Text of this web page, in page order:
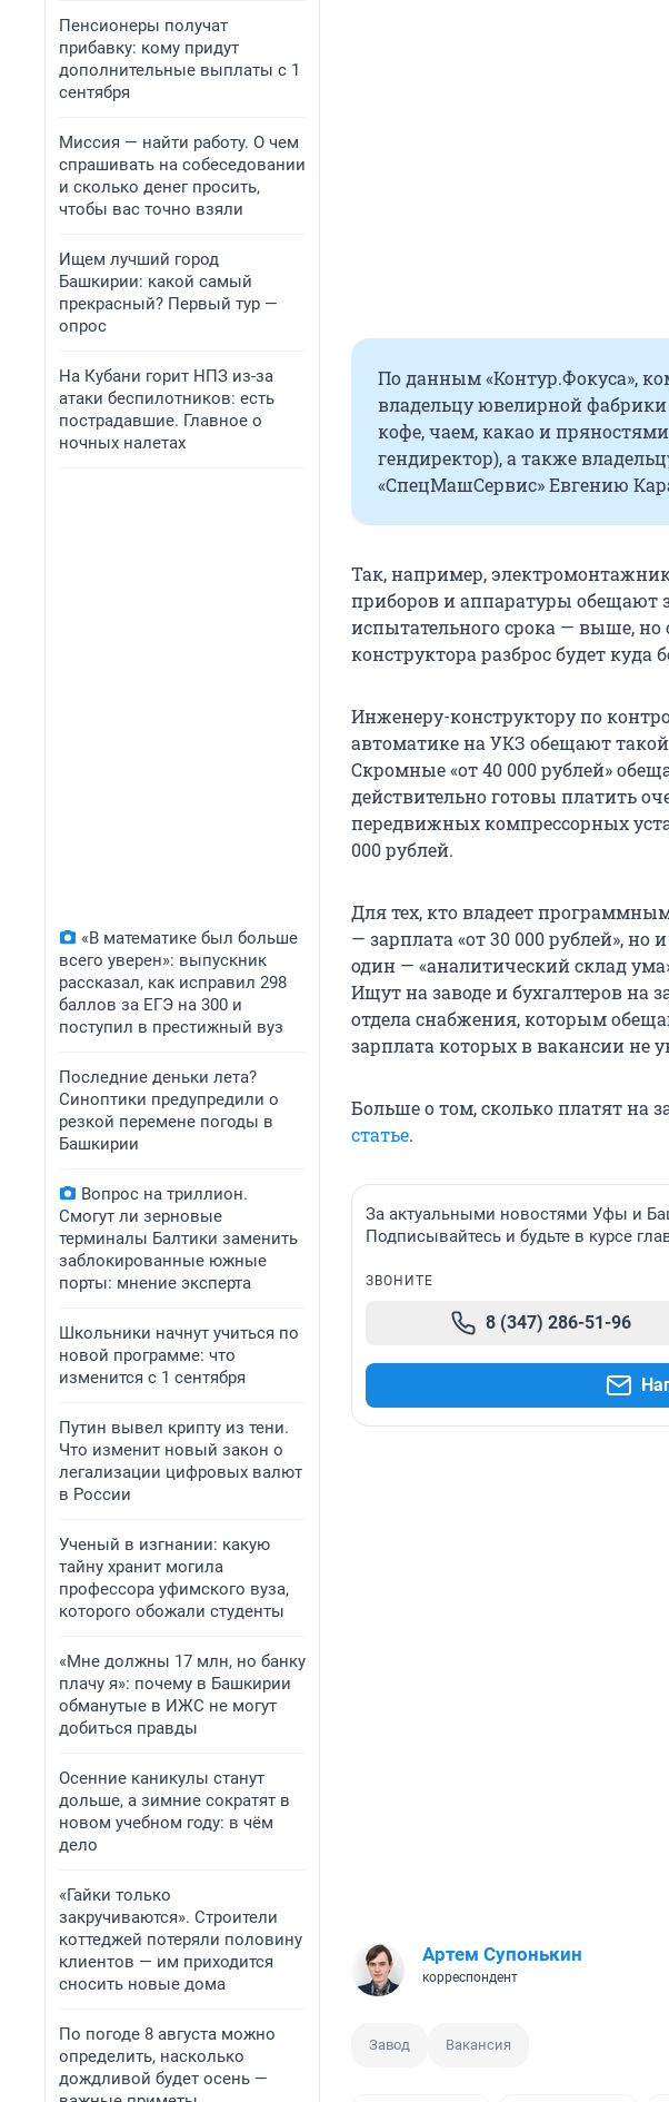
Пенсионеры получат
прибавку: кому придут
дополнительные выплаты с 1
сентября
Миссия — найти работу. О чем
спрашивать на собеседовании
и сколько денег просить,
чтобы вас точно взяли
Ищем лучший город
Башкирии: какой самый
прекрасный? Первый тур —
опрос
На Кубани горит НПЗ из-за
атаки беспилотников: есть
пострадавшие. Главное о
ночных налетах
«В математике был больше
всего уверен»: выпускник
рассказал, как исправил 298
баллов за ЕГЭ на 300 и
поступил в престижный вуз
Последние деньки лета?
Синоптики предупредили о
резкой перемене погоды в
Башкирии
Вопрос на триллион.
Смогут ли зерновые
терминалы Балтики заменить
заблокированные южные
порты: мнение эксперта
Школьники начнут учиться по
новой программе: что
изменится с 1 сентября
Путин вывел крипту из тени.
Что изменит новый закон о
легализации цифровых валют
в России
Ученый в изгнании: какую
тайну хранит могила
профессора уфимского вуза,
которого обожали студенты
«Мне должны 17 млн, но банку
плачу я»: почему в Башкирии
обманутые в ИЖС не могут
добиться правды
Осенние каникулы станут
дольше, а зимние сократят в
новом учебном году: в чём
дело
«Гайки только
закручиваются». Строители
коттеджей потеряли половину
клиентов — им приходится
сносить новые дома
По погоде 8 августа можно
определить, насколько
дождливой будет осень —
По данным «Контур.Фокуса»,
владельцу ювелирной
кофе, чаем, какао и
гендиректор), а также
«СпецМашСервис» Евгению
Так, например,
приборов и аппаратуры обещают
испытательного срока — выше, но
конструктора разброс будет куда
Инженеру-конструктору по
автоматике на УКЗ обещают такой
Скромные «от 40 000 рублей»
действительно готовы платить
передвижных компрессорных
000 рублей.
Для тех, кто владеет
— зарплата «от 30 000 рублей»,
один — «аналитический склад
Ищут на заводе и бухгалтеров на
отдела снабжения, которым
зарплата которых в вакансии не
Больше о том, сколько платят на
статье.
За актуальными новостями Уфы и
Подписывайтесь и будьте в курсе
ЗВОНИТЕ
8 (347) 286-51-96
Артем Супонькин
корреспондент
Завод Вакансия